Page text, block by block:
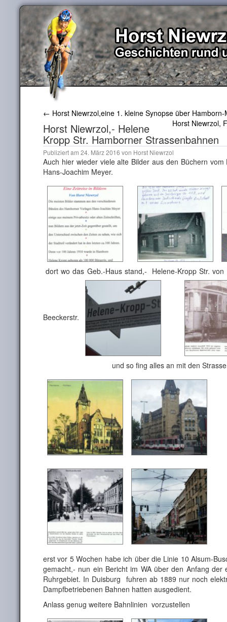
← Horst Niewrzol,eine 1. kleine Synopse über Hamborn-
Horst Niewrzol,
Horst Niewrzol,- Helene
Kropp Str. Hamborner Strassenbahnen
Publiziert am 24. März 2016 von Horst Niewrzol
Auch hier wieder viele alte Bilder aus den Büchern vom
Hans-Joachim Meyer.
dort wo das Geb.-Haus stand,- Helene-Kropp Str.
Beeckerstr.
und so fing alles an mit den
erst vor 5 Wochen habe ich über die Linie 10 Alsum-
gemacht,- nun ein Bericht im WA über den Anfang der
Ruhrgebiet. In Duisburg fuhren ab 1889 nur noch
Dampfbetriebenen Bahnen hatten ausgedient.
Anlass genug weitere Bahnlinien vorzustellen